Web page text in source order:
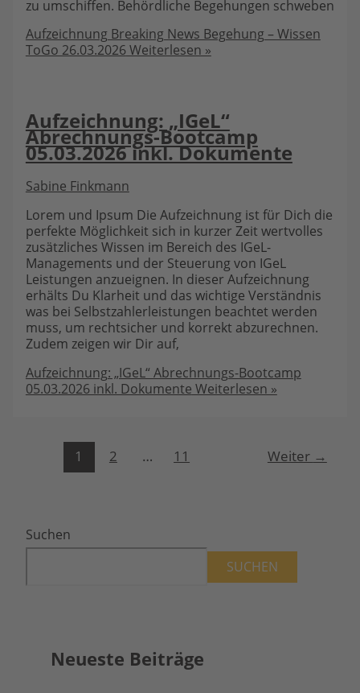
zu umschiffen. Behördliche Begehungen schweben
Aufzeichnung Breaking News Begehung – Wissen
ToGo 26.03.2026Weiterlesen »
Aufzeichnung: „IGeL“
Abrechnungs-Bootcamp
05.03.2026 inkl. Dokumente
Sabine Finkmann
Lorem und Ipsum Die Aufzeichnung ist für Dich die
perfekte Möglichkeit sich in kurzer Zeit wertvolles
zusätzliches Wissen im Bereich des IGeL-
Managements und der Steuerung von IGeL
Leistungen anzueignen. In dieser Aufzeichnung
erhälts Du Klarheit und das wichtige Verständnis
was bei Selbstzahlerleistungen beachtet werden
muss, um rechtsicher und korrekt abzurechnen.
Zudem zeigen wir Dir auf,
Aufzeichnung: „IGeL“ Abrechnungs-Bootcamp
05.03.2026 inkl. Dokumente Weiterlesen »
1 2 … 11 Weiter →
Suchen
SUCHEN
Neueste Beiträge